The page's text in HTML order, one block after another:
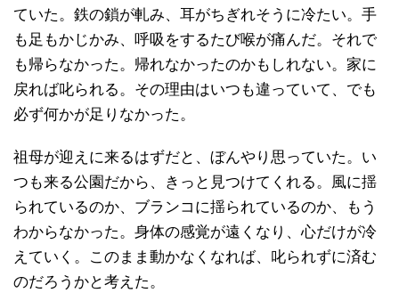
ていた。鉄の鎖が軋み、耳がちぎれそうに冷たい。手
も足もかじかみ、呼吸をするたび喉が痛んだ。それで
も帰らなかった。帰れなかったのかもしれない。家に
戻れば叱られる。その理由はいつも違っていて、でも
必ず何かが足りなかった。
祖母が迎えに来るはずだと、ぼんやり思っていた。い
つも来る公園だから、きっと見つけてくれる。風に揺
られているのか、ブランコに揺られているのか、もう
わからなかった。身体の感覚が遠くなり、心だけが冷
えていく。このまま動かなくなれば、叱られずに済む
のだろうかと考えた。